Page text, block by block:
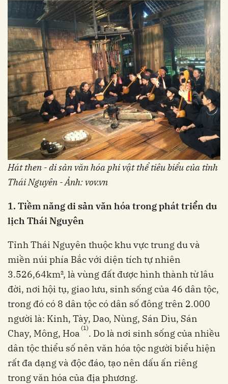
Hát then - di sản văn hóa phi vật thể tiêu biểu của tỉnh
Thái Nguyên - Ảnh: vov.vn
1. Tiềm năng di sản văn hóa trong phát triển du
lịch Thái Nguyên
Tỉnh Thái Nguyên thuộc khu vực trung du và
miền núi phía Bắc với diện tích tự nhiên
3.526,64km², là vùng đất được hình thành từ lâu
đời, nơi hội tụ, giao lưu, sinh sống của 46 dân tộc,
trong đó có 8 dân tộc có dân số đông trên 2.000
người là: Kinh, Tày, Dao, Nùng, Sán Dìu, Sán
Chay, Mông, Hoa (1). Do là nơi sinh sống của nhiều
dân tộc thiểu số nên văn hóa tộc người biểu hiện
rất đa dạng và độc đáo, tạo nên dấu ấn riêng
trong văn hóa của địa phương.